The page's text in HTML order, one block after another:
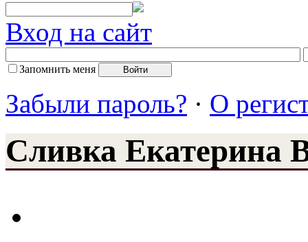
Вход на сайт
Запомнить меня
Забыли пароль? · О
Сливка Екатерина